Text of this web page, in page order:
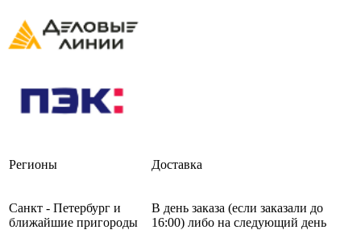
Регионы Доставка
Санкт - Петербург и
ближайшие пригороды
В день заказа (если заказали до
16:00) либо на следующий день